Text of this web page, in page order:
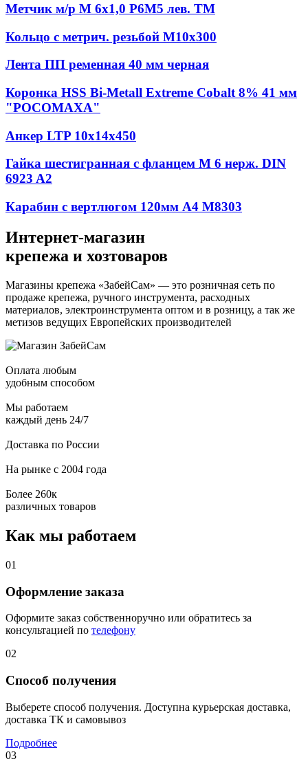
Метчик м/р М 6х1,0 Р6М5 лев. ТМ
Кольцо с метрич. резьбой М10х300
Лента ПП ременная 40 мм черная
Коронка HSS Bi-Metall Extreme Cobalt 8% 41 мм
"РОСОМАХА"
Анкер LTP 10х14х450
Гайка шестигранная с фланцем М 6 нерж. DIN
6923 A2
Карабин с вертлюгом 120мм А4 М8303
Интернет-магазин
крепежа и хозтоваров
Магазины крепежа «ЗабейСам» — это розничная сеть по
продаже крепежа, ручного инструмента, расходных
материалов, электроинструмента оптом и в розницу, а так же
метизов ведущих Европейских производителей
Оплата любым
удобным способом
Мы работаем
каждый день 24/7
Доставка по России
На рынке с 2004 года
Более 260к
различных товаров
Как мы работаем
01
Оформление заказа
Оформите заказ собственноручно или обратитесь за
консультацией по телефону
02
Способ получения
Выберете способ получения. Доступна курьерская доставка,
доставка ТК и самовывоз
Подробнее
03